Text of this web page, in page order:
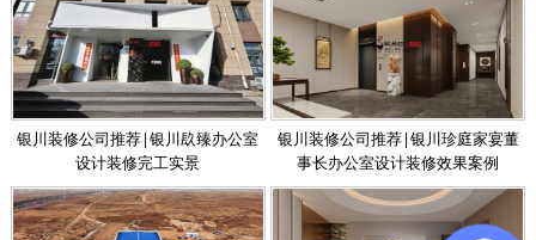
银川装修公司推荐|银川镹臻办公室
设计装修完工实景
银川装修公司推荐|银川珍庭家宴董
事长办公室设计装修效果案例